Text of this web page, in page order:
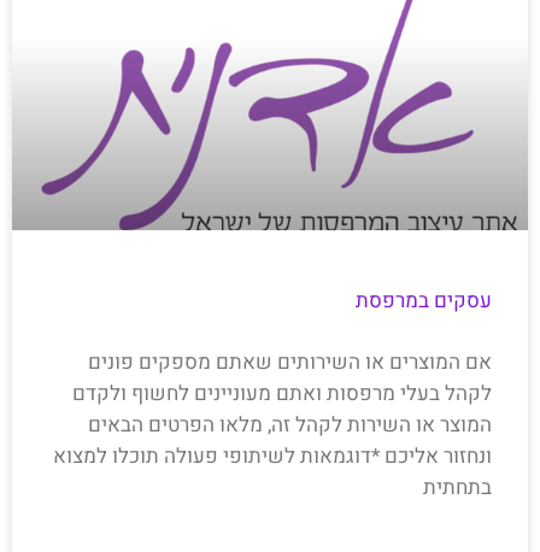
עסקים במרפסת
אם המוצרים או השירותים שאתם מספקים פונים
לקהל בעלי מרפסות ואתם מעוניינים לחשוף ולקדם
המוצר או השירות לקהל זה, מלאו הפרטים הבאים
ונחזור אליכם *דוגמאות לשיתופי פעולה תוכלו למצוא
בתחתית